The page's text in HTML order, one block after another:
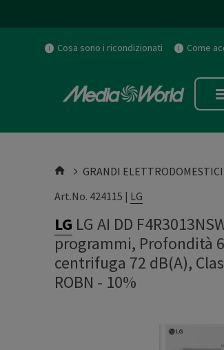
Cosa sono i ricondizionati Come
GRANDI ELETTRODOMESTICI
Art.No. 424115 | LG
LG LG AI DD
programmi, Profondità
centrifuga 72 dB(A),
ROBN - 10%